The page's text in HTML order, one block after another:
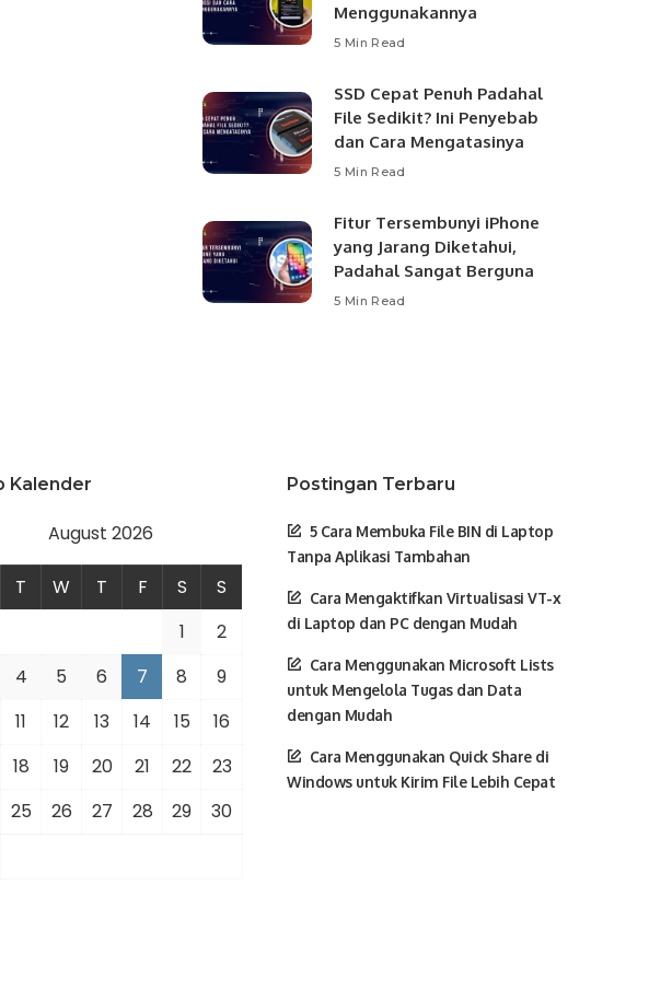
Menggunakannya
5 Min Read
SSD Cepat Penuh Padahal
File Sedikit? Ini Penyebab
dan Cara Mengatasinya
5 Min Read
Fitur Tersembunyi iPhone
yang Jarang Diketahui,
Padahal Sangat Berguna
5 Min Read
Kalender
August 2026
T W T F S
S
1
2
4 5 6 7 8
9
11 12 13 14 15
16
18 19 20 21 22
23
25 26 27 28 29
30
Postingan Terbaru
5 Cara Membuka File BIN di Laptop
Tanpa Aplikasi Tambahan
Cara Mengaktifkan Virtualisasi VT-x
di Laptop dan PC dengan Mudah
Cara Menggunakan Microsoft Lists
untuk Mengelola Tugas dan Data
dengan Mudah
Cara Menggunakan Quick Share di
Windows untuk Kirim File Lebih Cepat